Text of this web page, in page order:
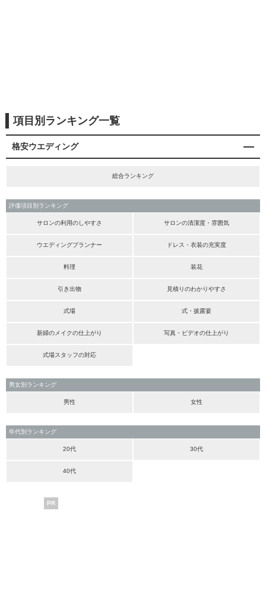
項目別ランキング一覧
格安ウエディング
総合ランキング
評価項目別ランキング
サロンの利用のしやすさ サロンの清潔度・雰囲気
ウエディングプランナー ドレス・衣装の充実度
料理 装花
引き出物 見積りのわかりやすさ
式場 式・披露宴
新婦のメイクの仕上がり 写真・ビデオの仕上がり
式場スタッフの対応
男女別ランキング
男性 女性
年代別ランキング
20代 30代
40代
PR